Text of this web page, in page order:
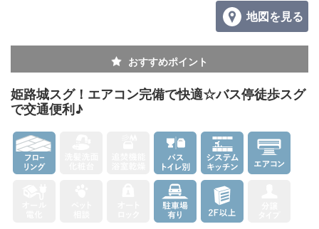
地図を見る
おすすめポイント
姫路城スグ！エアコン完備で快適☆バス停徒歩スグ
で交通便利♪